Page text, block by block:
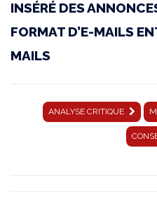
|
14
INSÉRÉ DES
FORMAT D’E-MAILS
MAILS
ANALYSE CRITIQUE